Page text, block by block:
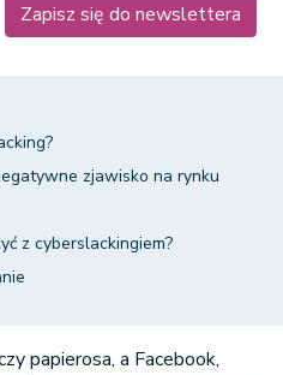
Zapisz się do newslettera
zjawisko na rynku
z cyberslackingiem?
papierosa, a Facebook,